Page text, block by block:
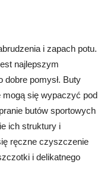
i zapach potu.
najlepszym
dobre pomysł. Buty
mogą się wypaczyć pod
butów sportowych
ich struktury i
ręczne czyszczenie
i delikatnego